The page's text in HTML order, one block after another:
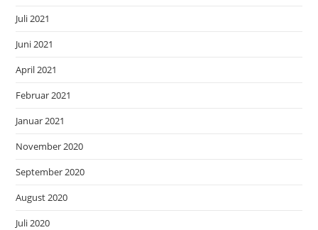
Juli 2021
Juni 2021
April 2021
Februar 2021
Januar 2021
November 2020
September 2020
August 2020
Juli 2020